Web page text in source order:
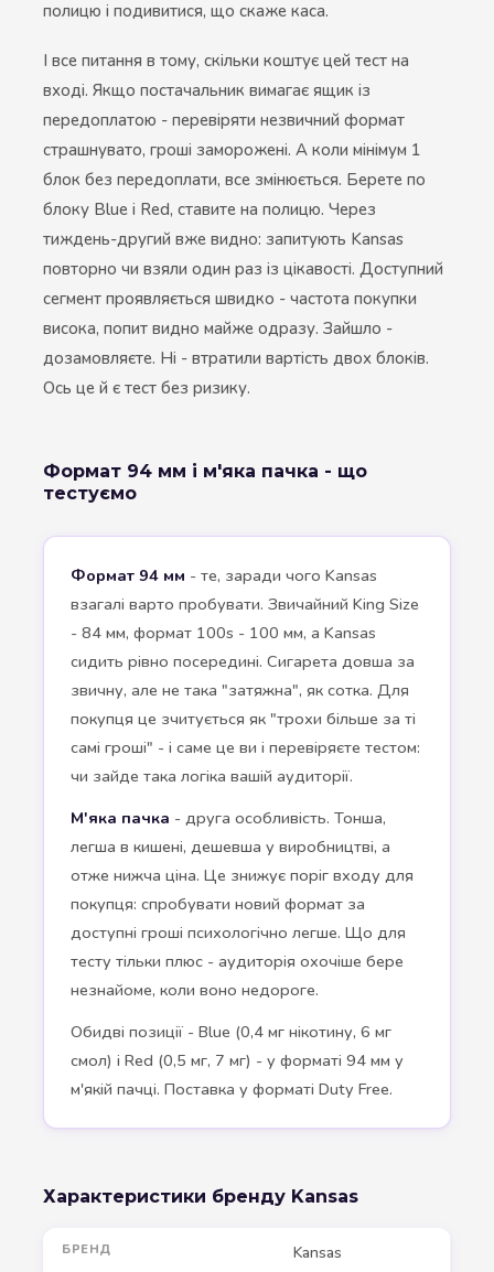
полицю і подивитися, що скаже каса.
І все питання в тому, скільки коштує цей тест на
вході. Якщо постачальник вимагає ящик із
передоплатою - перевіряти незвичний формат
страшнувато, гроші заморожені. А коли мінімум 1
блок без передоплати, все змінюється. Берете по
блоку Blue і Red, ставите на полицю. Через
тиждень-другий вже видно: запитують Kansas
повторно чи взяли один раз із цікавості. Доступний
сегмент проявляється швидко - частота покупки
висока, попит видно майже одразу. Зайшло -
дозамовляєте. Ні - втратили вартість двох блоків.
Ось це й є тест без ризику.
Формат 94 мм і м'яка пачка - що
тестуємо
Формат 94 мм - те, заради чого Kansas
взагалі варто пробувати. Звичайний King Size
- 84 мм, формат 100s - 100 мм, а Kansas
сидить рівно посередині. Сигарета довша за
звичну, але не така "затяжна", як сотка. Для
покупця це зчитується як "трохи більше за ті
самі гроші" - і саме це ви і перевіряєте тестом:
чи зайде така логіка вашій аудиторії.
М'яка пачка - друга особливість. Тонша,
легша в кишені, дешевша у виробництві, а
отже нижча ціна. Це знижує поріг входу для
покупця: спробувати новий формат за
доступні гроші психологічно легше. Що для
тесту тільки плюс - аудиторія охочіше бере
незнайоме, коли воно недороге.
Обидві позиції - Blue (0,4 мг нікотину, 6 мг
смол) і Red (0,5 мг, 7 мг) - у форматі 94 мм у
м'якій пачці. Поставка у форматі Duty Free.
Характеристики бренду Kansas
БРЕНД Kansas